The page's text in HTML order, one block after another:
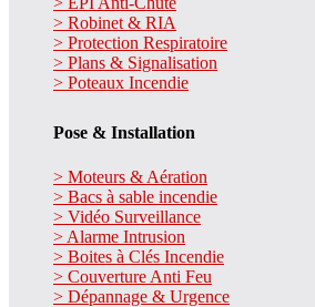
> Robinet & RIA
> Protection Respiratoire
> Plans & Signalisation
> Poteaux Incendie
Pose & Installation
> Moteurs & Aération
> Bacs à sable incendie
> Vidéo Surveillance
> Alarme Intrusion
> Boites à Clés Incendie
> Couverture Anti Feu
> Dépannage & Urgence